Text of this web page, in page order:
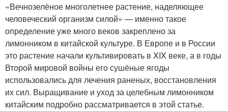
«Вечнозелёное многолетнее растение, наделяющее
человеческий организм силой» — именно такое
определение уже много веков закреплено за
лимонником в китайской культуре. В Европе и в России
это растение начали культивировать в XIX веке, а в годы
Второй мировой войны его сушёные ягоды
использовались для лечения раненых, восстановления
их сил. Выращивание и уход за целебным лимонником
китайским подробно рассматривается в этой статье.